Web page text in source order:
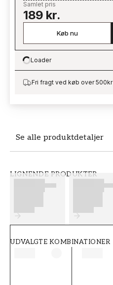
Se alle produktdetaljer
VARENUMMER
FT38-000-W0000
LIGNENDE PRODUKTER
UDVALGTE KOMBINATIONER
Samlet pris
189 kr.
Køb nu
Loading…
Loader
Fri fragt ved køb over 500kr